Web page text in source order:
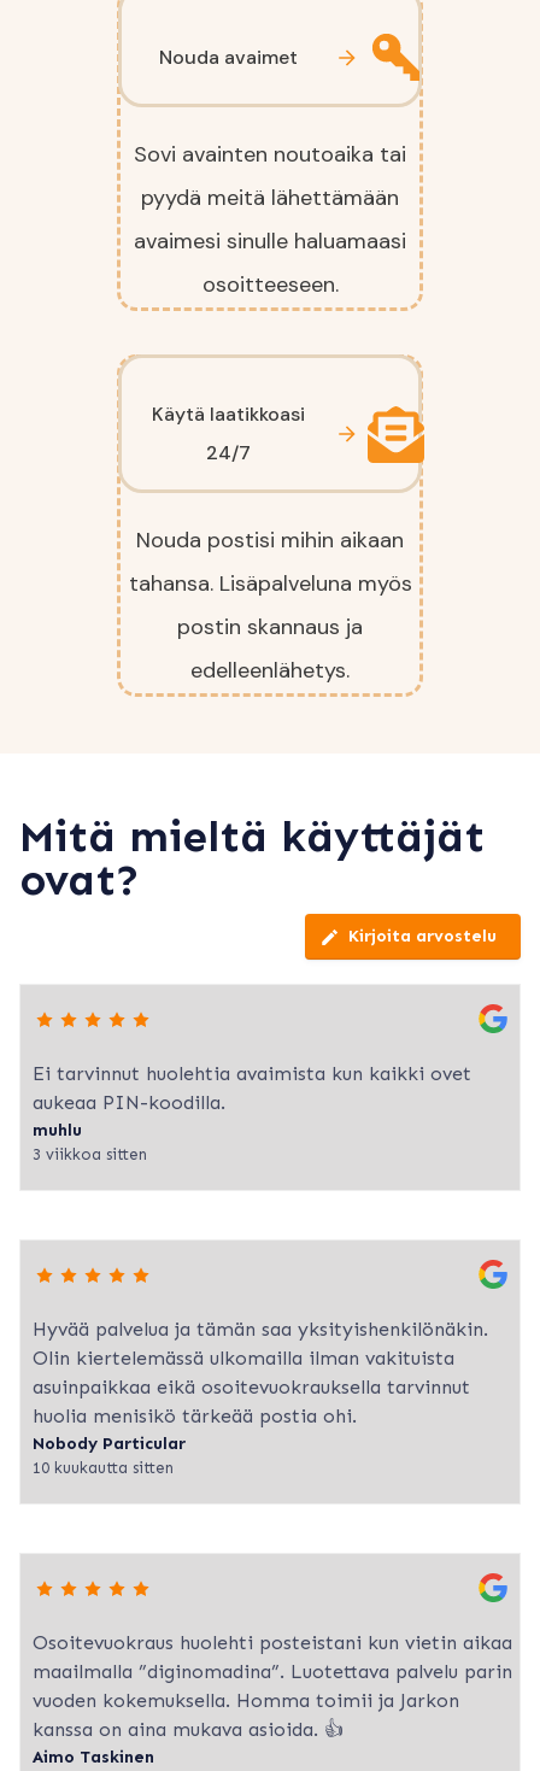
Nouda avaimet
Sovi avainten noutoaika tai
pyydä meitä lähettämään
avaimesi sinulle haluamaasi
osoitteeseen.
Käytä laatikkoasi
24/7
Nouda postisi mihin aikaan
tahansa. Lisäpalveluna myös
postin skannaus ja
edelleenlähetys.
Mitä mieltä käyttäjät
ovat?
Kirjoita arvostelu
Ei tarvinnut huolehtia avaimista kun kaikki ovet
aukeaa PIN-koodilla.
muhlu
3 viikkoa sitten
Hyvää palvelua ja tämän saa yksityishenkilönäkin.
Olin kiertelemässä ulkomailla ilman vakituista
asuinpaikkaa eikä osoitevuokrauksella tarvinnut
huolia menisikö tärkeää postia ohi.
Nobody Particular
10 kuukautta sitten
Osoitevuokraus huolehti posteistani kun vietin aikaa
maailmalla ”diginomadina”. Luotettava palvelu parin
vuoden kokemuksella. Homma toimii ja Jarkon
kanssa on aina mukava asioida. 👍
Aimo Taskinen